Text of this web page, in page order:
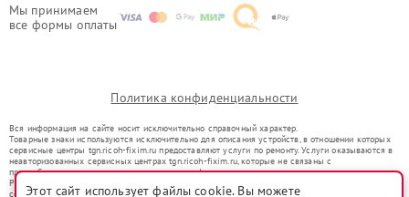
Мы принимаем
все формы оплаты
Политика конфиденциальности
Вся информация на сайте носит исключительно справочный характер.
Товарные знаки используются исключительно для описания устройств, в отношении которых
сервисные центры tgn.ricoh-fixim.ru предоставляют услуги по ремонту. Услуги оказываются в
неавторизованных сервисных центрах tgn.ricoh-fixim.ru, которые не связаны с
правообладателями товарных знаков или их официальными представителями.
Ремонт осуществляется для устройств, уже введенных в гражданский оборот в соответствии
со статьей 1487 ГК РФ.
Этот сайт использует файлы cookie. Вы можете